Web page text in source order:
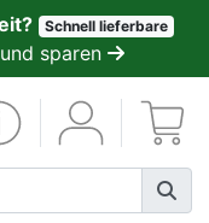
Schnell lieferbare
sparen